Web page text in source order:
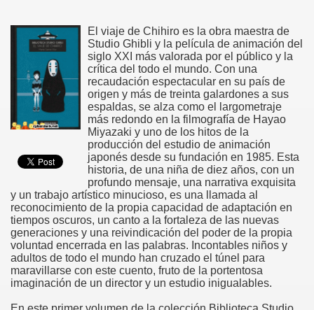
El viaje de Chihiro es la obra maestra de
Studio Ghibli y la película de animación del
siglo XXI más valorada por el público y la
crítica del todo el mundo. Con una
recaudación espectacular en su país de
origen y más de treinta galardones a sus
espaldas, se alza como el largometraje
más redondo en la filmografía de Hayao
Miyazaki y uno de los hitos de la
producción del estudio de animación
japonés desde su fundación en 1985. Esta
historia, de una niña de diez años, con un
profundo mensaje, una narrativa exquisita
y un trabajo artístico minucioso, es una llamada al
reconocimiento de la propia capacidad de adaptación en
tiempos oscuros, un canto a la fortaleza de las nuevas
generaciones y una reivindicación del poder de la propia
voluntad encerrada en las palabras. Incontables niños y
adultos de todo el mundo han cruzado el túnel para
maravillarse con este cuento, fruto de la portentosa
imaginación de un director y un estudio inigualables.